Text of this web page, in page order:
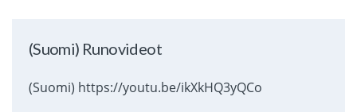
(Suomi) Runovideot
(Suomi) https://youtu.be/ikXkHQ3yQCo